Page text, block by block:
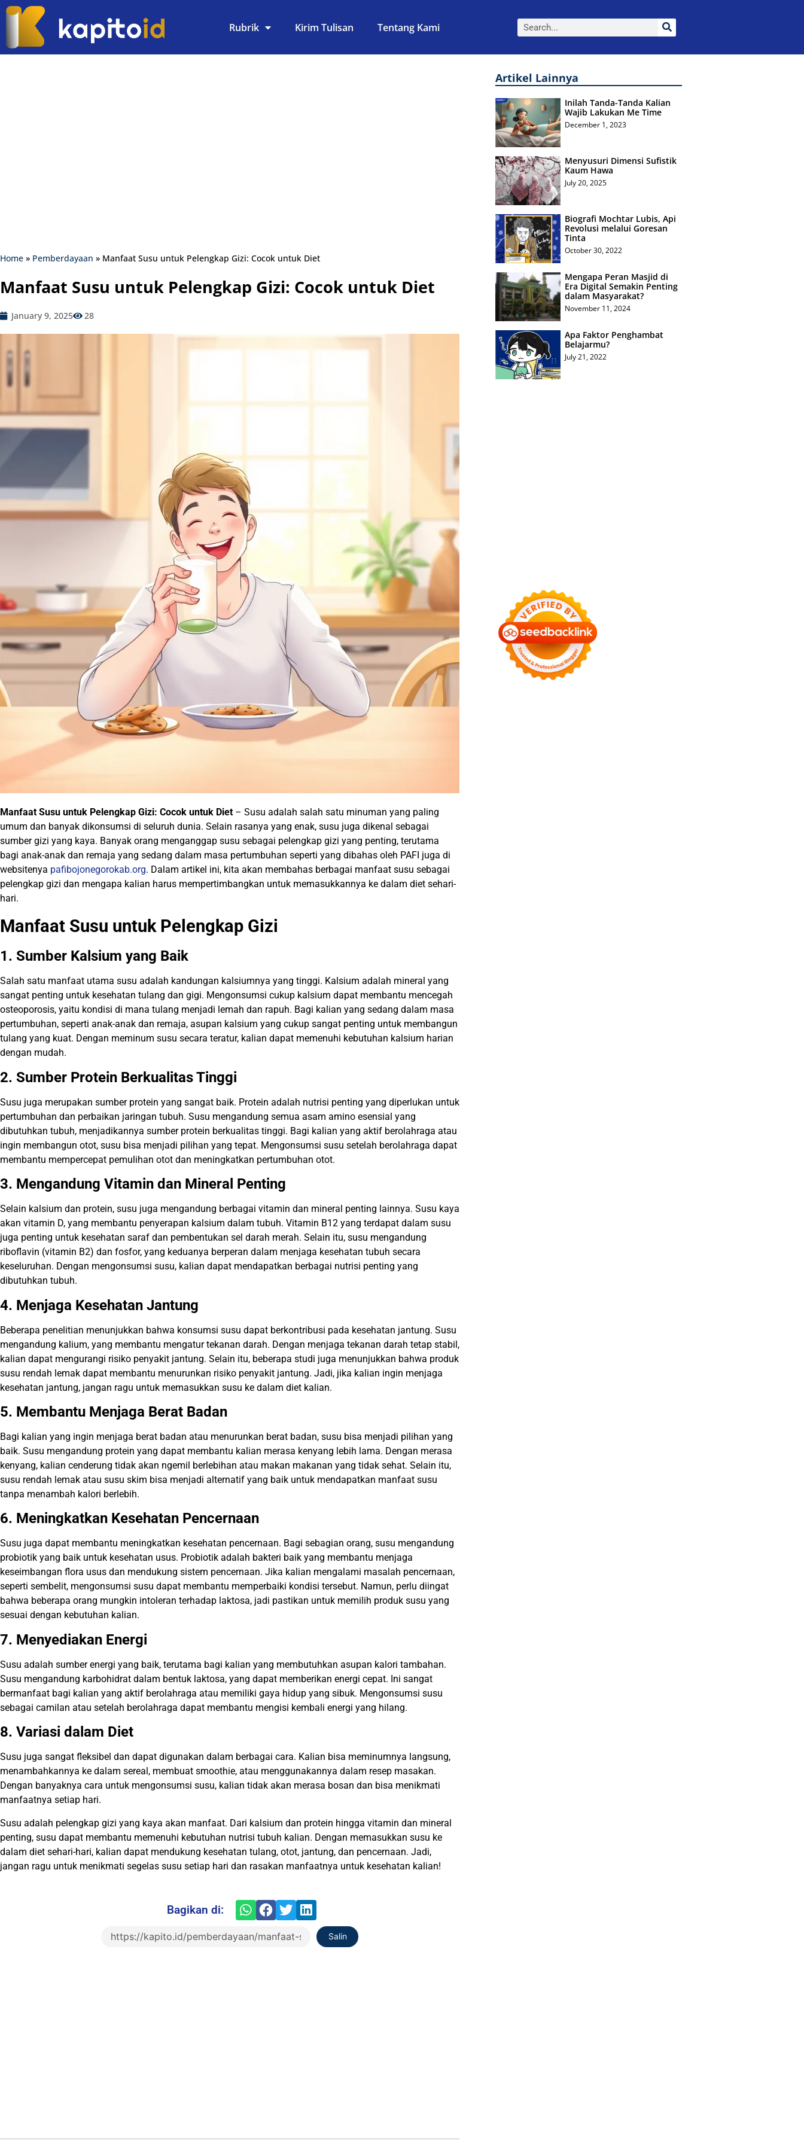
Rubrik Kirim Tulisan Tentang Kami
Home » Pemberdayaan » Manfaat Susu untuk Pelengkap Gizi: Cocok untuk Diet
Manfaat Susu untuk Pelengkap Gizi: Cocok untuk Diet
January 9, 2025 28
Manfaat Susu untuk Pelengkap Gizi: Cocok untuk Diet – Susu adalah salah satu minuman yang paling
umum dan banyak dikonsumsi di seluruh dunia. Selain rasanya yang enak, susu juga dikenal sebagai
sumber gizi yang kaya. Banyak orang menganggap susu sebagai pelengkap gizi yang penting, terutama
bagi anak-anak dan remaja yang sedang dalam masa pertumbuhan seperti yang dibahas oleh PAFI juga di
websitenya pafibojonegorokab.org. Dalam artikel ini, kita akan membahas berbagai manfaat susu sebagai
pelengkap gizi dan mengapa kalian harus mempertimbangkan untuk memasukkannya ke dalam diet sehari-
hari.
Manfaat Susu untuk Pelengkap Gizi
1. Sumber Kalsium yang Baik
Salah satu manfaat utama susu adalah kandungan kalsiumnya yang tinggi. Kalsium adalah mineral yang
sangat penting untuk kesehatan tulang dan gigi. Mengonsumsi cukup kalsium dapat membantu mencegah
osteoporosis, yaitu kondisi di mana tulang menjadi lemah dan rapuh. Bagi kalian yang sedang dalam masa
pertumbuhan, seperti anak-anak dan remaja, asupan kalsium yang cukup sangat penting untuk membangun
tulang yang kuat. Dengan meminum susu secara teratur, kalian dapat memenuhi kebutuhan kalsium harian
dengan mudah.
2. Sumber Protein Berkualitas Tinggi
Susu juga merupakan sumber protein yang sangat baik. Protein adalah nutrisi penting yang diperlukan untuk
pertumbuhan dan perbaikan jaringan tubuh. Susu mengandung semua asam amino esensial yang
dibutuhkan tubuh, menjadikannya sumber protein berkualitas tinggi. Bagi kalian yang aktif berolahraga atau
ingin membangun otot, susu bisa menjadi pilihan yang tepat. Mengonsumsi susu setelah berolahraga dapat
membantu mempercepat pemulihan otot dan meningkatkan pertumbuhan otot.
3. Mengandung Vitamin dan Mineral Penting
Selain kalsium dan protein, susu juga mengandung berbagai vitamin dan mineral penting lainnya. Susu kaya
akan vitamin D, yang membantu penyerapan kalsium dalam tubuh. Vitamin B12 yang terdapat dalam susu
juga penting untuk kesehatan saraf dan pembentukan sel darah merah. Selain itu, susu mengandung
riboflavin (vitamin B2) dan fosfor, yang keduanya berperan dalam menjaga kesehatan tubuh secara
keseluruhan. Dengan mengonsumsi susu, kalian dapat mendapatkan berbagai nutrisi penting yang
dibutuhkan tubuh.
4. Menjaga Kesehatan Jantung
Beberapa penelitian menunjukkan bahwa konsumsi susu dapat berkontribusi pada kesehatan jantung. Susu
mengandung kalium, yang membantu mengatur tekanan darah. Dengan menjaga tekanan darah tetap stabil,
kalian dapat mengurangi risiko penyakit jantung. Selain itu, beberapa studi juga menunjukkan bahwa produk
susu rendah lemak dapat membantu menurunkan risiko penyakit jantung. Jadi, jika kalian ingin menjaga
kesehatan jantung, jangan ragu untuk memasukkan susu ke dalam diet kalian.
5. Membantu Menjaga Berat Badan
Bagi kalian yang ingin menjaga berat badan atau menurunkan berat badan, susu bisa menjadi pilihan yang
baik. Susu mengandung protein yang dapat membantu kalian merasa kenyang lebih lama. Dengan merasa
kenyang, kalian cenderung tidak akan ngemil berlebihan atau makan makanan yang tidak sehat. Selain itu,
susu rendah lemak atau susu skim bisa menjadi alternatif yang baik untuk mendapatkan manfaat susu
tanpa menambah kalori berlebih.
6. Meningkatkan Kesehatan Pencernaan
Susu juga dapat membantu meningkatkan kesehatan pencernaan. Bagi sebagian orang, susu mengandung
probiotik yang baik untuk kesehatan usus. Probiotik adalah bakteri baik yang membantu menjaga
keseimbangan flora usus dan mendukung sistem pencernaan. Jika kalian mengalami masalah pencernaan,
seperti sembelit, mengonsumsi susu dapat membantu memperbaiki kondisi tersebut. Namun, perlu diingat
bahwa beberapa orang mungkin intoleran terhadap laktosa, jadi pastikan untuk memilih produk susu yang
sesuai dengan kebutuhan kalian.
7. Menyediakan Energi
Susu adalah sumber energi yang baik, terutama bagi kalian yang membutuhkan asupan kalori tambahan.
Susu mengandung karbohidrat dalam bentuk laktosa, yang dapat memberikan energi cepat. Ini sangat
bermanfaat bagi kalian yang aktif berolahraga atau memiliki gaya hidup yang sibuk. Mengonsumsi susu
sebagai camilan atau setelah berolahraga dapat membantu mengisi kembali energi yang hilang.
8. Variasi dalam Diet
Susu juga sangat fleksibel dan dapat digunakan dalam berbagai cara. Kalian bisa meminumnya langsung,
menambahkannya ke dalam sereal, membuat smoothie, atau menggunakannya dalam resep masakan.
Dengan banyaknya cara untuk mengonsumsi susu, kalian tidak akan merasa bosan dan bisa menikmati
manfaatnya setiap hari.
Susu adalah pelengkap gizi yang kaya akan manfaat. Dari kalsium dan protein hingga vitamin dan mineral
penting, susu dapat membantu memenuhi kebutuhan nutrisi tubuh kalian. Dengan memasukkan susu ke
dalam diet sehari-hari, kalian dapat mendukung kesehatan tulang, otot, jantung, dan pencernaan. Jadi,
jangan ragu untuk menikmati segelas susu setiap hari dan rasakan manfaatnya untuk kesehatan kalian!
Bagikan di:
Salin
Artikel Lainnya
Inilah Tanda-Tanda Kalian
Wajib Lakukan Me Time
December 1, 2023
Menyusuri Dimensi Sufistik
Kaum Hawa
July 20, 2025
Biografi Mochtar Lubis, Api
Revolusi melalui Goresan
Tinta
October 30, 2022
Mengapa Peran Masjid di
Era Digital Semakin Penting
dalam Masyarakat?
November 11, 2024
Apa Faktor Penghambat
Belajarmu?
July 21, 2022